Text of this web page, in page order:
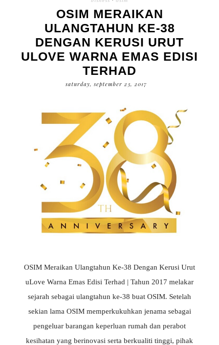
OSIM MERAIKAN
ULANGTAHUN KE-38
DENGAN KERUSI URUT
ULOVE WARNA EMAS EDISI
TERHAD
saturday, september 23, 2017
OSIM Meraikan Ulangtahun Ke-38 Dengan Kerusi Urut
uLove Warna Emas Edisi Terhad | Tahun 2017 melakar
sejarah sebagai ulangtahun ke-38 buat OSIM. Setelah
sekian lama OSIM memperkukuhkan jenama sebagai
pengeluar barangan keperluan rumah dan perabot
kesihatan yang berinovasi serta berkualiti tinggi, pihak